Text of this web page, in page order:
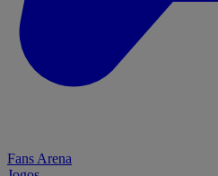
Fans Arena